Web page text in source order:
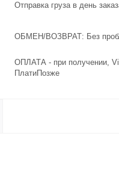
Отправка груза в день
ОБМЕН/ВОЗВРАТ: Без
ОПЛАТА - при получении,
ПлатиПозже